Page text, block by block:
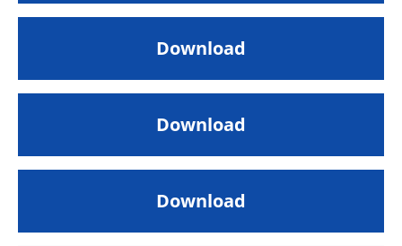
Download
Download
Download